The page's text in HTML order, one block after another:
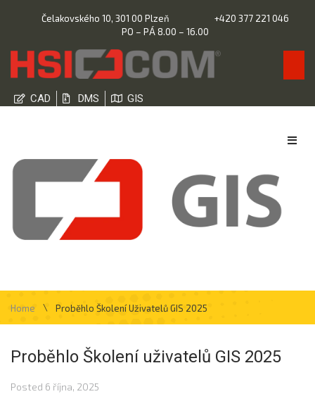
Čelakovského 10, 301 00 Plzeň
+420 377 221 046
PO – PÁ 8.00 – 16.00
CAD DMS GIS
Home \ Proběhlo Školení Uživatelů GIS 2025
Proběhlo Školení uživatelů GIS 2025
Posted 6 října, 2025